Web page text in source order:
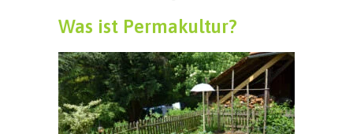
Was ist Permakultur?